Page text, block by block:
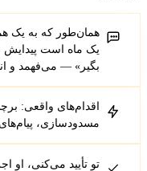
همان‌طور که به یک
یک ماه است پیدایش
بگیر» — می‌فهمد و
اقدام‌های واقعی:
مسدودسازی،
تو تأیید می‌کنی، او